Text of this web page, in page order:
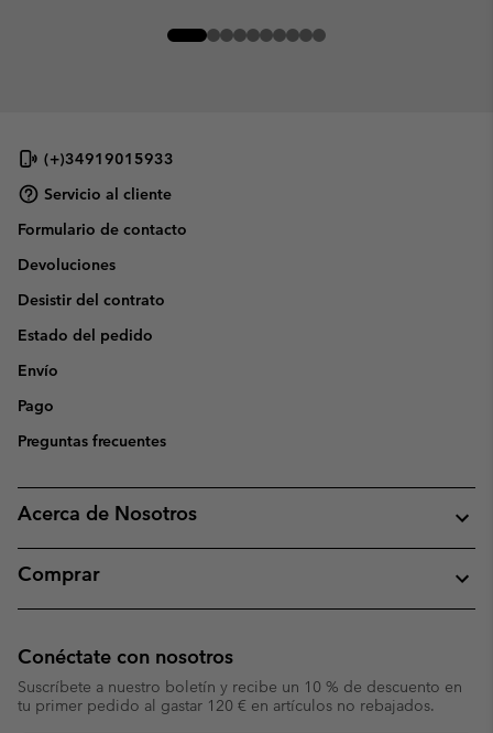
(+)34919015933
Servicio al cliente
Formulario de contacto
Devoluciones
Desistir del contrato
Estado del pedido
Envío
Pago
Preguntas frecuentes
Acerca de Nosotros
Comprar
Conéctate con nosotros
Suscríbete a nuestro boletín y recibe un 10 % de descuento en
tu primer pedido al gastar 120 € en artículos no rebajados.